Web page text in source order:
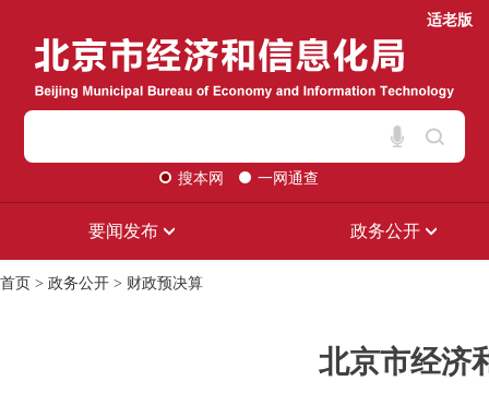
适老版
搜本网 一网通查
要闻发布 政务公开
首页 > 政务公开 > 财政预决算
北京市经济